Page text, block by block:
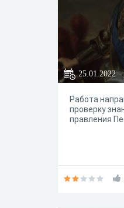
25.01.2022
Работа
проверку
правления